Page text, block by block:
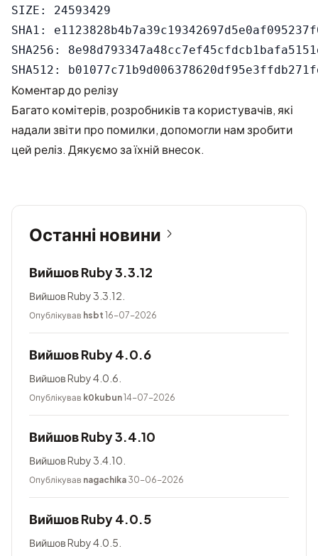
SIZE: 24593429
SHA1:
SHA256:
Коментар до релізу
Багато комітерів, розробників та користувачів, які
надали звіти про помилки, допомогли нам зробити
цей реліз. Дякуємо за їхній внесок.
Останні новини
Вийшов Ruby 3.3.12
Вийшов Ruby 3.3.12.
Опублікував hsbt 16-07-2026
Вийшов Ruby 4.0.6
Вийшов Ruby 4.0.6.
Опублікував k0kubun14-07-2026
Вийшов Ruby 3.4.10
Вийшов Ruby 3.4.10.
Опублікував nagachika 30-06-2026
Вийшов Ruby 4.0.5
Вийшов Ruby 4.0.5.